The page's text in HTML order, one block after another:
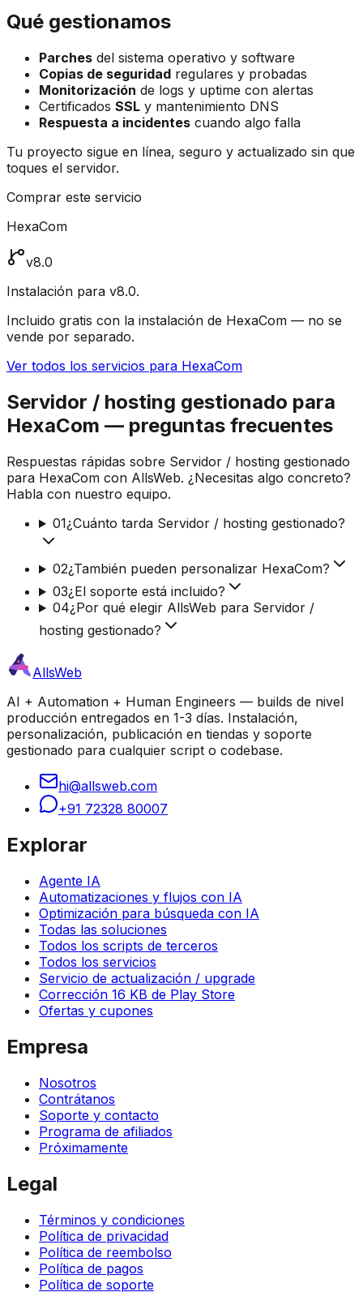
Qué gestionamos
Parches del sistema operativo y software
Copias de seguridad regulares y probadas
Monitorización de logs y uptime con alertas
Certificados SSL y mantenimiento DNS
Respuesta a incidentes cuando algo falla
Tu proyecto sigue en línea, seguro y actualizado sin que
toques el servidor.
Comprar este servicio
HexaCom
v8.0
Instalación para v8.0.
Incluido gratis con la instalación de HexaCom — no se
vende por separado.
Ver todos los servicios para HexaCom
Servidor / hosting gestionado para
HexaCom — preguntas frecuentes
Respuestas rápidas sobre Servidor / hosting gestionado
para HexaCom con AllsWeb. ¿Necesitas algo concreto?
Habla con nuestro equipo.
01¿Cuánto tarda Servidor / hosting gestionado?
02¿También pueden personalizar HexaCom?
03¿El soporte está incluido?
04¿Por qué elegir AllsWeb para Servidor /
hosting gestionado?
AllsWeb
AI + Automation + Human Engineers — builds de nivel
producción entregados en 1-3 días. Instalación,
personalización, publicación en tiendas y soporte
gestionado para cualquier script o codebase.
hi@allsweb.com
+91 72328 80007
Explorar
Agente IA
Automatizaciones y flujos con IA
Optimización para búsqueda con IA
Todas las soluciones
Todos los scripts de terceros
Todos los servicios
Servicio de actualización / upgrade
Corrección 16 KB de Play Store
Ofertas y cupones
Empresa
Nosotros
Contrátanos
Soporte y contacto
Programa de afiliados
Próximamente
Legal
Términos y condiciones
Política de privacidad
Política de reembolso
Política de pagos
Política de soporte